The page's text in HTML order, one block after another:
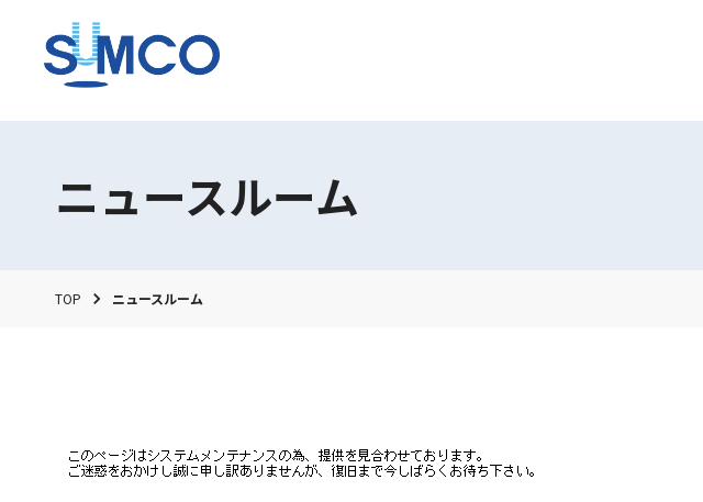
ニュースルーム
TOP ニュースルーム